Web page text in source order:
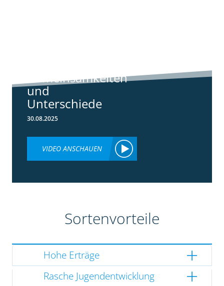
Gemeinsamkeiten
und
Unterschiede
30.08.2025
VIDEO ANSCHAUEN
Sortenvorteile
Hohe Erträge
Rasche Jugendentwicklung